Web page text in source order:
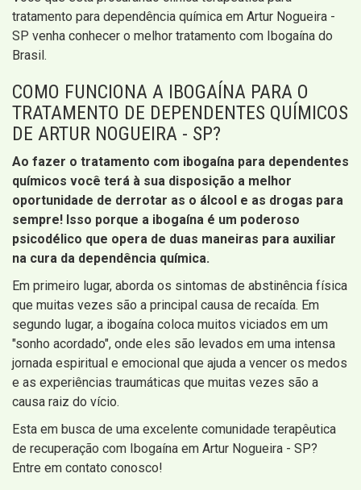
tratamento para dependência química em Artur Nogueira -
SP venha conhecer o melhor tratamento com Ibogaína do
Brasil.
COMO FUNCIONA A IBOGAÍNA PARA O
TRATAMENTO DE DEPENDENTES QUÍMICOS
DE ARTUR NOGUEIRA - SP?
Ao fazer o tratamento com ibogaína para dependentes
químicos você terá à sua disposição a melhor
oportunidade de derrotar as o álcool e as drogas para
sempre! Isso porque a ibogaína é um poderoso
psicodélico que opera de duas maneiras para auxiliar
na cura da dependência química.
Em primeiro lugar, aborda os sintomas de abstinência física
que muitas vezes são a principal causa de recaída. Em
segundo lugar, a ibogaína coloca muitos viciados em um
"sonho acordado", onde eles são levados em uma intensa
jornada espiritual e emocional que ajuda a vencer os medos
e as experiências traumáticas que muitas vezes são a
causa raiz do vício.
Esta em busca de uma excelente comunidade terapêutica
de recuperação com Ibogaína em Artur Nogueira - SP?
Entre em contato conosco!